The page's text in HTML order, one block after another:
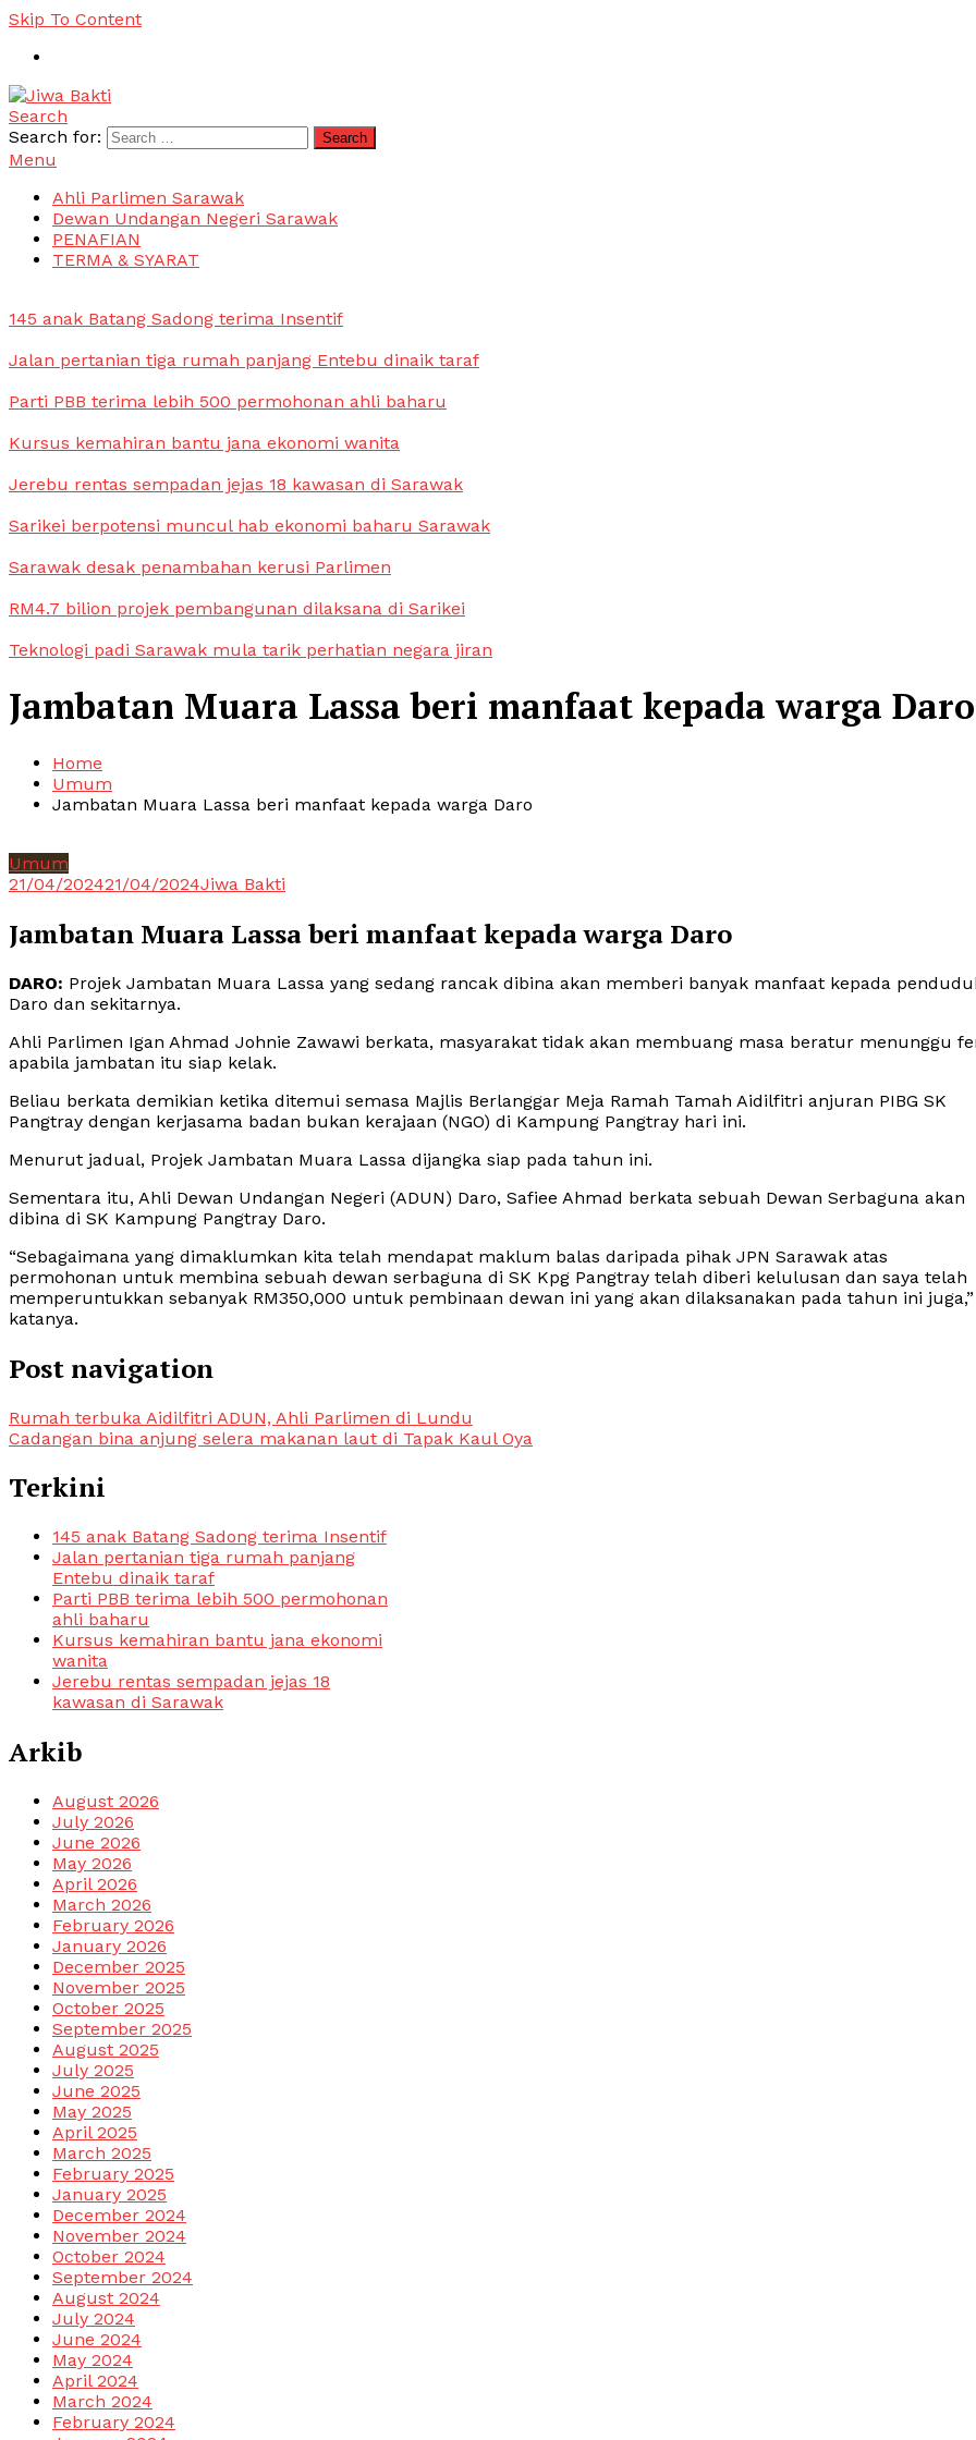
Skip To Content
Jiwa Bakti
Suara PBB Sarawak
Search
Search for:
Menu
Ahli Parlimen Sarawak
Dewan Undangan Negeri Sarawak
PENAFIAN
TERMA & SYARAT
145 anak Batang Sadong terima Insentif
Jalan pertanian tiga rumah panjang Entebu dinaik taraf
Parti PBB terima lebih 500 permohonan ahli baharu
Kursus kemahiran bantu jana ekonomi wanita
Jerebu rentas sempadan jejas 18 kawasan di Sarawak
Sarikei berpotensi muncul hab ekonomi baharu Sarawak
Sarawak desak penambahan kerusi Parlimen
RM4.7 bilion projek pembangunan dilaksana di Sarikei
Teknologi padi Sarawak mula tarik perhatian negara jiran
Jambatan Muara Lassa beri manfaat kepada warga Daro
Home
Umum
Jambatan Muara Lassa beri manfaat kepada warga Daro
Umum
21/04/202421/04/2024Jiwa Bakti
Jambatan Muara Lassa beri manfaat kepada warga Daro
DARO: Projek Jambatan Muara Lassa yang sedang rancak dibina akan memberi banyak manfaat kepada
Daro dan sekitarnya.
Ahli Parlimen Igan Ahmad Johnie Zawawi berkata, masyarakat tidak akan membuang masa beratur menunggu
apabila jambatan itu siap kelak.
Beliau berkata demikian ketika ditemui semasa Majlis Berlanggar Meja Ramah Tamah Aidilfitri anjuran PIBG SK
Pangtray dengan kerjasama badan bukan kerajaan (NGO) di Kampung Pangtray hari ini.
Menurut jadual, Projek Jambatan Muara Lassa dijangka siap pada tahun ini.
Sementara itu, Ahli Dewan Undangan Negeri (ADUN) Daro, Safiee Ahmad berkata sebuah Dewan Serbaguna akan
dibina di SK Kampung Pangtray Daro.
“Sebagaimana yang dimaklumkan kita telah mendapat maklum balas daripada pihak JPN Sarawak atas
permohonan untuk membina sebuah dewan serbaguna di SK Kpg Pangtray telah diberi kelulusan dan saya telah
memperuntukkan sebanyak RM350,000 untuk pembinaan dewan ini yang akan dilaksanakan pada tahun ini juga,”
katanya.
Post navigation
Rumah terbuka Aidilfitri ADUN, Ahli Parlimen di Lundu
Cadangan bina anjung selera makanan laut di Tapak Kaul Oya
Terkini
145 anak Batang Sadong terima Insentif
Jalan pertanian tiga rumah panjang
Entebu dinaik taraf
Parti PBB terima lebih 500 permohonan
ahli baharu
Kursus kemahiran bantu jana ekonomi
wanita
Jerebu rentas sempadan jejas 18
kawasan di Sarawak
Arkib
August 2026
July 2026
June 2026
May 2026
April 2026
March 2026
February 2026
January 2026
December 2025
November 2025
October 2025
September 2025
August 2025
July 2025
June 2025
May 2025
April 2025
March 2025
February 2025
January 2025
December 2024
November 2024
October 2024
September 2024
August 2024
July 2024
June 2024
May 2024
April 2024
March 2024
February 2024